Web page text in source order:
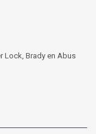
Lock, Brady en Abus